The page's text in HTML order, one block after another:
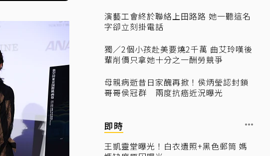
演藝工會終於聯絡上田路路 她一聽這名
字卻立刻掛電話
獨／2個小孩赴美要燒2千萬 曲艾玲嘆後
輩削價只拿她十分之一酬勞競爭
母親病逝昔日家醜再掀！侯炳瑩認封鎖
哥哥侯冠群 兩度抗癌近況曝光
即時
王凱靈堂曝光！白衣遺照+黑色郵筒 媽